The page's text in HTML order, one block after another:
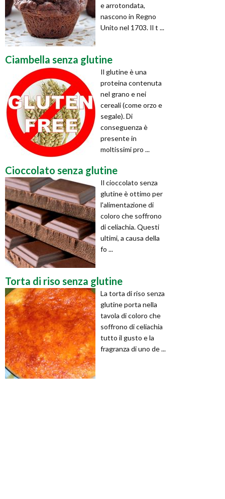
e arrotondata,
nascono in Regno
Unito nel 1703. Il t ...
Ciambella senza glutine
Il glutine è una
proteina contenuta
nel grano e nei
cereali (come orzo e
segale). Di
conseguenza è
presente in
moltissimi pro ...
Cioccolato senza glutine
Il cioccolato senza
glutine è ottimo per
l'alimentazione di
coloro che soffrono
di celiachia. Questi
ultimi, a causa della
fo ...
Torta di riso senza glutine
La torta di riso senza
glutine porta nella
tavola di coloro che
soffrono di celiachia
tutto il gusto e la
fragranza di uno de ...